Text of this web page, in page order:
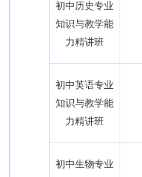
初中历史专业
知识与教学能
力精讲班
初中英语专业
知识与教学能
力精讲班
初中生物专业